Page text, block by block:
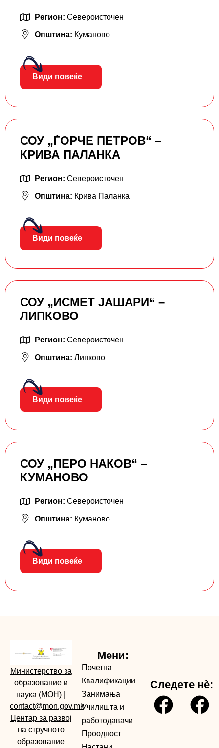
Регион: Североисточен
Општина: Куманово
Види повеќе
СОУ „ЃОРЧЕ ПЕТРОВ“ –
КРИВА ПАЛАНКА
Регион: Североисточен
Општина: Крива Паланка
Види повеќе
СОУ „ИСМЕТ ЈАШАРИ“ –
ЛИПКОВО
Регион: Североисточен
Општина: Липково
Види повеќе
СОУ „ПЕРО НАКОВ“ –
КУМАНОВО
Регион: Североисточен
Општина: Куманово
Види повеќе
Министерство за
образование и
наука (МОН)
contact@mon.gov.mk
Центар за развој
на стручното
образование
Мени:
Почетна
Квалификации
Занимања
Училишта и
работодавачи
Проодност
Следете нè: